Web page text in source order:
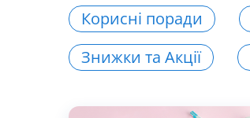
Корисні поради
Знижки та Акції